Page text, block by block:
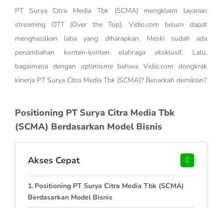
PT Surya Citra Media Tbk (SCMA) mengklaim layanan
streaming OTT (Over the Top), Vidio.com belum dapat
menghasilkan laba yang diharapkan. Meski sudah ada
penambahan konten-konten olahraga eksklusif. Lalu,
bagaimana dengan optimisme bahwa Vidio.com dongkrak
kinerja PT Surya Citra Media Tbk (SCMA)? Benarkah demikian?
Positioning PT Surya Citra Media Tbk
(SCMA) Berdasarkan Model Bisnis
Akses Cepat
Positioning PT Surya Citra Media Tbk (SCMA)
Berdasarkan Model Bisnis